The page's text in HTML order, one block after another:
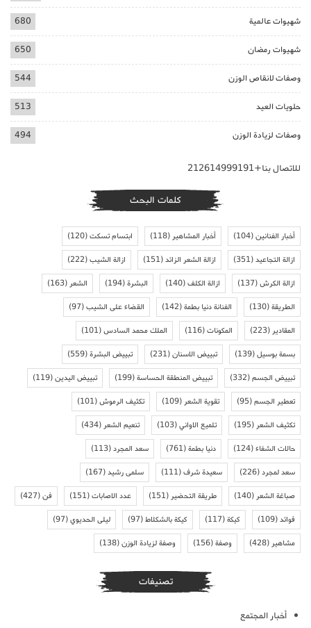
شهيوات عالمية 680
شهيوات رمضان 650
وصفات لانقاص الوزن 544
حلويات العيد 513
وصفات لزيادة الوزن 494
للاتصال بنا+212614999191
كلمات البحث
أخبار الفنانين(104) أخبار المشاهير(118) ابتسام تسكت(120)
ازالة التجاعيد(351) ازالة الشعر الزائد(151) ازالة الشيب(222)
ازالة الكرش(137) ازالة الكلف(140) البشرة(194) الشعر(163)
الطريقة(130) الفنانة دنيا بطمة(142) القضاء على الشيب(97)
المقادير(223) المكونات(116) الملك محمد السادس(101)
بسمة بوسيل(139) تبييض الاسنان(231) تبييض البشرة(559)
تبييض الجسم(332) تبييض المنطقة الحساسة(199) تبييض اليدين(119)
تعطير الجسم(95) تقوية الشعر(109) تكثيف الرموش(101)
تكثيف الشعر(195) تلميع الاواني(103) تنعيم الشعر(434)
حالات الشفاء(124) دنيا بطمة(761) سعد المجرد(113)
سعد لمجرد(226) سعيدة شرف(111) سلمى رشيد(167)
صباغة الشعر(140) طريقة التحضير(151) عدد الاصابات(151) فن(427)
فوائد(109) كيكة(117) كيكة بالشكلاط(97) ليلى الحديوي(97)
مشاهير(428) وصفة(156) وصفة لزيادة الوزن(138)
تصنيفات
أخبار المجتمع